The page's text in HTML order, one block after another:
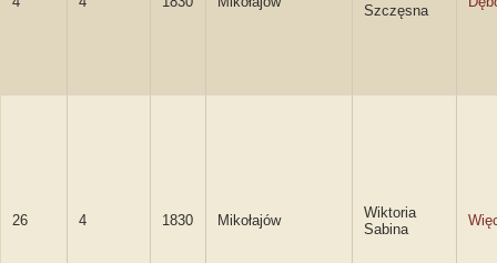
Szczęsna
26 4 1830 Mikołajów
Wiktoria
Sabina